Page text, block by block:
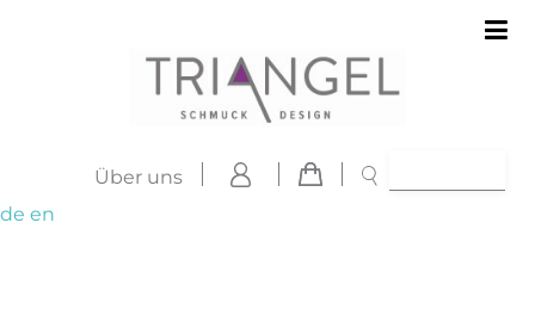
Über uns
de en